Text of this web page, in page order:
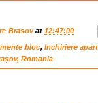
Brasov at 12:47:00
bloc, Inchiriere
Romania